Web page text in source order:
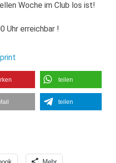
Woche im Club los ist!
Uhr erreichbar !
teilen
teilen